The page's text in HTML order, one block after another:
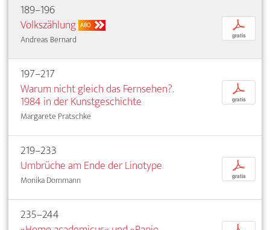
189–196
Volkszählung ABO
Andreas Bernard
p
gratis
197–217
Warum nicht gleich das Fernsehen?.
1984 in der Kunstgeschichte
Margarete Pratschke
p
gratis
219–233
Umbrüche am Ende der Linotype
Monika Dommann
p
gratis
235–244